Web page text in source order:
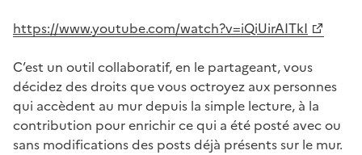
https://www.youtube.com/watch?v=iQiUirAITkI
C’est un outil collaboratif, en le partageant, vous
décidez des droits que vous octroyez aux personnes
qui accèdent au mur depuis la simple lecture, à la
contribution pour enrichir ce qui a été posté avec ou
sans modifications des posts déjà présents sur le mur.